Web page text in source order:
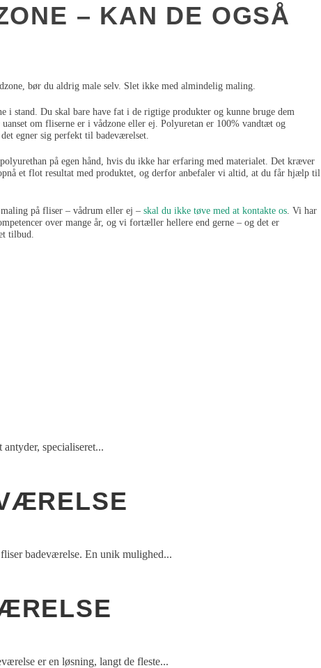
– KAN DE OGSÅ
bør du aldrig male selv. Slet ikke med almindelig maling.
i stand. Du skal bare have fat i de rigtige produkter og kunne bruge dem
om fliserne er i vådzone eller ej. Polyuretan er 100% vandtæt og
egner sig perfekt til badeværelset.
på egen hånd, hvis du ikke har erfaring med materialet. Det kræver
et flot resultat med produktet, og derfor anbefaler vi altid, at du får hjælp til
på fliser – vådrum eller ej – skal du ikke tøve med at kontakte os. Vi har
over mange år, og vi fortæller hellere end gerne – og det er
tilbud.
specialiseret...
badeværelse. En unik mulighed...
er en løsning, langt de fleste...